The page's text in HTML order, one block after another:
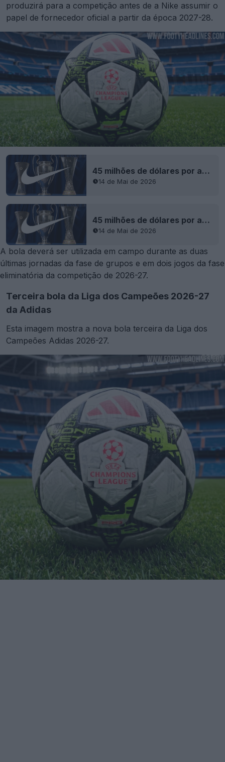
produzirá para a competição antes de a Nike assumir o
papel de fornecedor oficial a partir da época 2027-28.
45 milhões de dólares por ano: Nike vai tornar-se fornecedora da bola da Liga dos Campeões
14 de Mai de 2026
45 milhões de dólares por ano: Nike vai tornar-se fornecedora da bola da Liga dos Campeões
14 de Mai de 2026
A bola deverá ser utilizada em campo durante as duas
últimas jornadas da fase de grupos e em dois jogos da fase
eliminatória da competição de 2026-27.
Terceira bola da Liga dos Campeões 2026-27
da Adidas
Esta imagem mostra a nova bola terceira da Liga dos
Campeões Adidas 2026-27.